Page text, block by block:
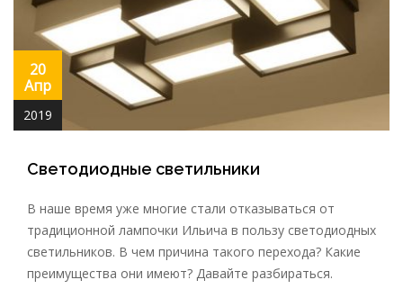
20
Апр
2019
Светодиодные светильники
В наше время уже многие стали отказываться от
традиционной лампочки Ильича в пользу светодиодных
светильников. В чем причина такого перехода? Какие
преимущества они имеют? Давайте разбираться.